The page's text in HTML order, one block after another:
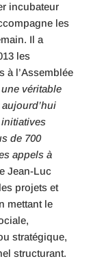
incubateur
les
Il a
les
à l’Assemblée
véritable
de 700
appels à
Jean-Luc
projets et
mettant le
stratégique,
structurant.